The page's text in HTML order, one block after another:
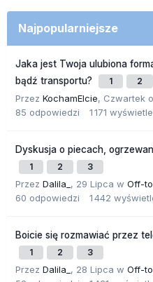
Najpopularniejsze
Jaka jest Twoja ulubiona
bądź transportu?
1 2
Przez KochamElcie, Czwartek
85 odpowiedzi 1 171
Dyskusja o piecach,
1 2 3
Przez Dalila_ , 29 Lipca w Off-
60 odpowiedzi 1 442
Boicie się rozmawiać przez
1 2 3
Przez Dalila_ , 28 Lipca w Off-